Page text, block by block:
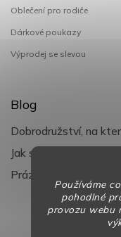
Používáme
pohodlné
provozu webu
Oblečení pro rodiče
Dárkové poukazy
Výprodej se slevou
Blog
Dobrodružství, na
Jak si užít léto s
Prázdniny klepou na